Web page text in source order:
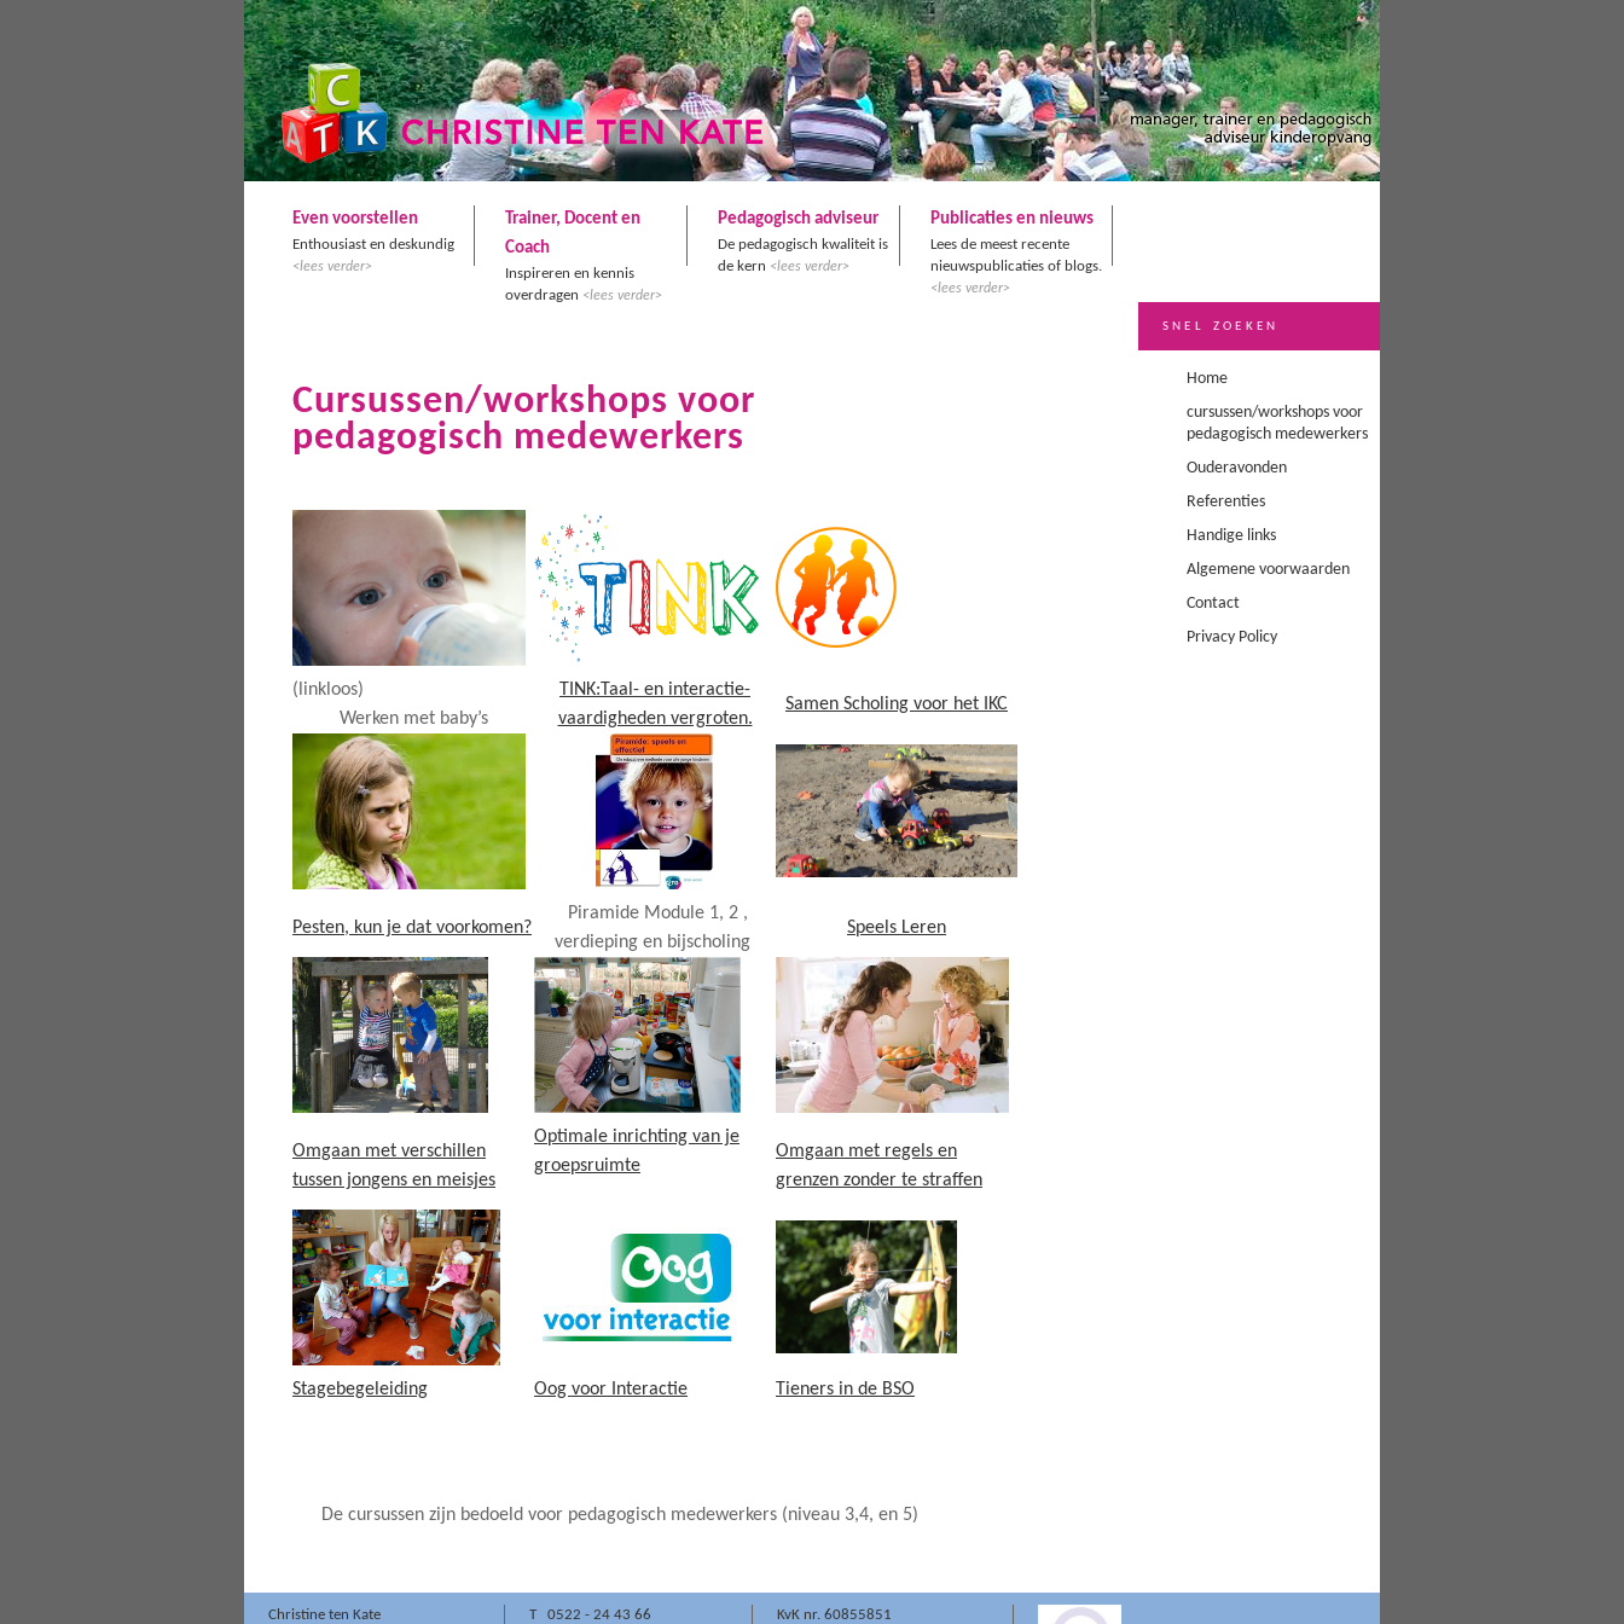
Even voorstellen
Enthousiast en deskundig
<lees verder>
Trainer, Docent en
Coach
Inspireren en kennis
overdragen <lees verder>
Pedagogisch adviseur
De pedagogisch kwaliteit is
de kern <lees verder>
Publicaties en nieuws
Lees de meest recente
nieuwspublicaties of blogs.
<lees verder>
Cursussen/workshops voor
pedagogisch medewerkers
(linkloos)
Werken met baby’s
TINK:Taal- en interactie-
vaardigheden vergroten.
Samen Scholing voor het IKC
Pesten, kun je dat voorkomen?
Piramide Module 1, 2 ,
verdieping en bijscholing
Speels Leren
Omgaan met verschillen
tussen jongens en meisjes
Optimale inrichting van je
groepsruimte
Omgaan met regels en
grenzen zonder te straffen
Stagebegeleiding Oog voor Interactie Tieners in de BSO
De cursussen zijn bedoeld voor pedagogisch medewerkers (niveau 3,4, en 5)
snel zoeken
Home
cursussen/workshops voor
pedagogisch medewerkers
Ouderavonden
Referenties
Handige links
Algemene voorwaarden
Contact
Privacy Policy
Christine ten Kate T 0522 - 24 43 66 KvK nr. 60855851